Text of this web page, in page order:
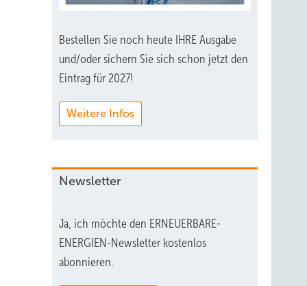
Bestellen Sie noch heute IHRE Ausgabe
und/oder sichern Sie sich schon jetzt den
Eintrag für 2027!
Weitere Infos
Newsletter
Ja, ich möchte den ERNEUERBARE-
ENERGIEN-Newsletter kostenlos
abonnieren.